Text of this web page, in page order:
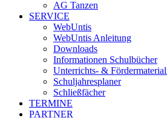
AG Tanzen
SERVICE
WebUntis
WebUntis Anleitung
Downloads
Informationen Schulbücher
Unterrichts- &
Schuljahresplaner
Schließfächer
TERMINE
PARTNER